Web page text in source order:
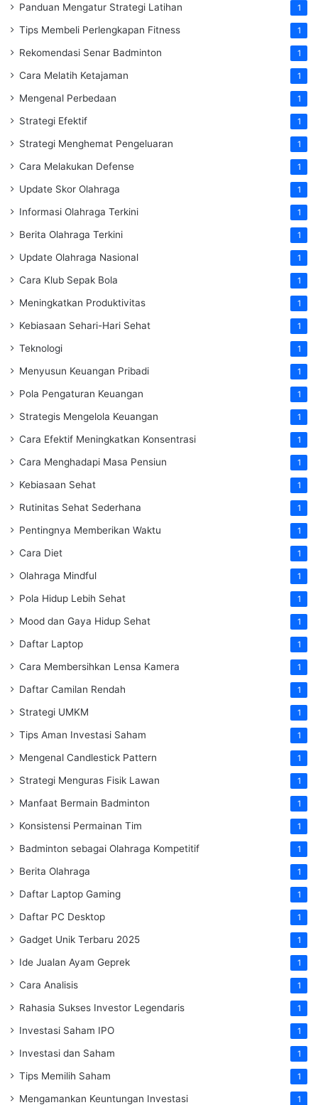
Panduan Mengatur Strategi Latihan 1
Tips Membeli Perlengkapan Fitness 1
Rekomendasi Senar Badminton 1
Cara Melatih Ketajaman 1
Mengenal Perbedaan 1
Strategi Efektif 1
Strategi Menghemat Pengeluaran 1
Cara Melakukan Defense 1
Update Skor Olahraga 1
Informasi Olahraga Terkini 1
Berita Olahraga Terkini 1
Update Olahraga Nasional 1
Cara Klub Sepak Bola 1
Meningkatkan Produktivitas 1
Kebiasaan Sehari-Hari Sehat 1
Teknologi 1
Menyusun Keuangan Pribadi 1
Pola Pengaturan Keuangan 1
Strategis Mengelola Keuangan 1
Cara Efektif Meningkatkan Konsentrasi 1
Cara Menghadapi Masa Pensiun 1
Kebiasaan Sehat 1
Rutinitas Sehat Sederhana 1
Pentingnya Memberikan Waktu 1
Cara Diet 1
Olahraga Mindful 1
Pola Hidup Lebih Sehat 1
Mood dan Gaya Hidup Sehat 1
Daftar Laptop 1
Cara Membersihkan Lensa Kamera 1
Daftar Camilan Rendah 1
Strategi UMKM 1
Tips Aman Investasi Saham 1
Mengenal Candlestick Pattern 1
Strategi Menguras Fisik Lawan 1
Manfaat Bermain Badminton 1
Konsistensi Permainan Tim 1
Badminton sebagai Olahraga Kompetitif 1
Berita Olahraga 1
Daftar Laptop Gaming 1
Daftar PC Desktop 1
Gadget Unik Terbaru 2025 1
Ide Jualan Ayam Geprek 1
Cara Analisis 1
Rahasia Sukses Investor Legendaris 1
Investasi Saham IPO 1
Investasi dan Saham 1
Tips Memilih Saham 1
Mengamankan Keuntungan Investasi 1